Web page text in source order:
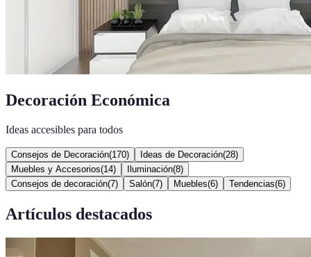
Decoración Económica
Ideas accesibles para todos
Consejos de Decoración(170) Ideas de Decoración(28)
Muebles y Accesorios(14) Iluminación(8)
Consejos de decoración(7) Salón(7) Muebles(6) Tendencias(6)
Artículos destacados